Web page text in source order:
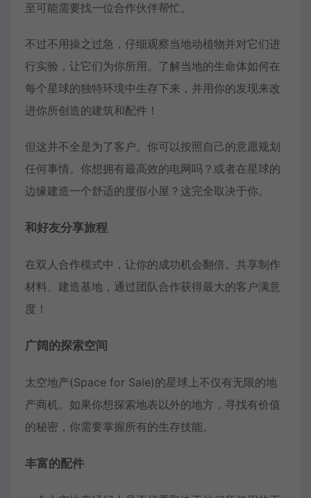
至可能需要找一位合作伙伴帮忙。
不过不用操之过急，仔细观察当地动植物并对它们进
行实验，让它们为你所用。了解当地的生命体如何在
每个星球的独特环境中生存下来，并用你的发现来改
进你所创造的建筑和配件！
但这并不全是为了客户。你可以按照自己的意愿规划
任何事情。你想拥有最高效的电网吗？或者在星球的
边缘建造一个舒适的度假小屋？这完全取决于你。
和好友分享旅程
在双人合作模式中，让你的成功机会翻倍。共享制作
材料、建造基地，通过团队合作获得最大的客户满意
度！
广阔的探索空间
太空地产(Space for Sale)的星球上不仅有无限的地
产商机。如果你想探索地表以外的地方，寻找有价值
的秘密，你需要掌握所有的生存技能。
丰富的配件